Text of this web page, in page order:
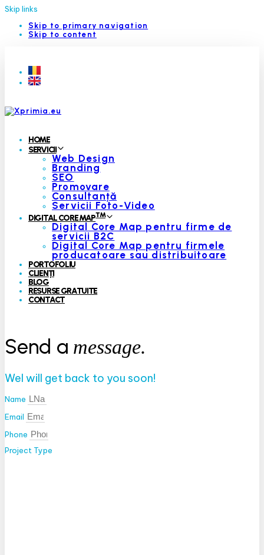
Skip links
Skip to primary navigation
Skip to content
HOME
SERVICII
Web Design
Branding
SEO
Promovare
Consultanță
Servicii Foto-Video
DIGITAL CORE MAP™
Digital Core Map pentru firme de
servicii B2C
Digital Core Map pentru firmele
producatoare sau distribuitoare
PORTOFOLIU
CLIENȚI
BLOG
RESURSE GRATUITE
CONTACT
Send a message.
Wel will get back to you soon!
Name
Email
Phone
Project Type